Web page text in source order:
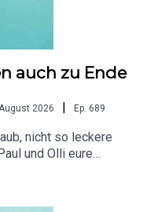
auch zu Ende
2026 Ep. 689
nicht so leckere
und Olli eure
Ende hören
besprechen wir in
uns eure